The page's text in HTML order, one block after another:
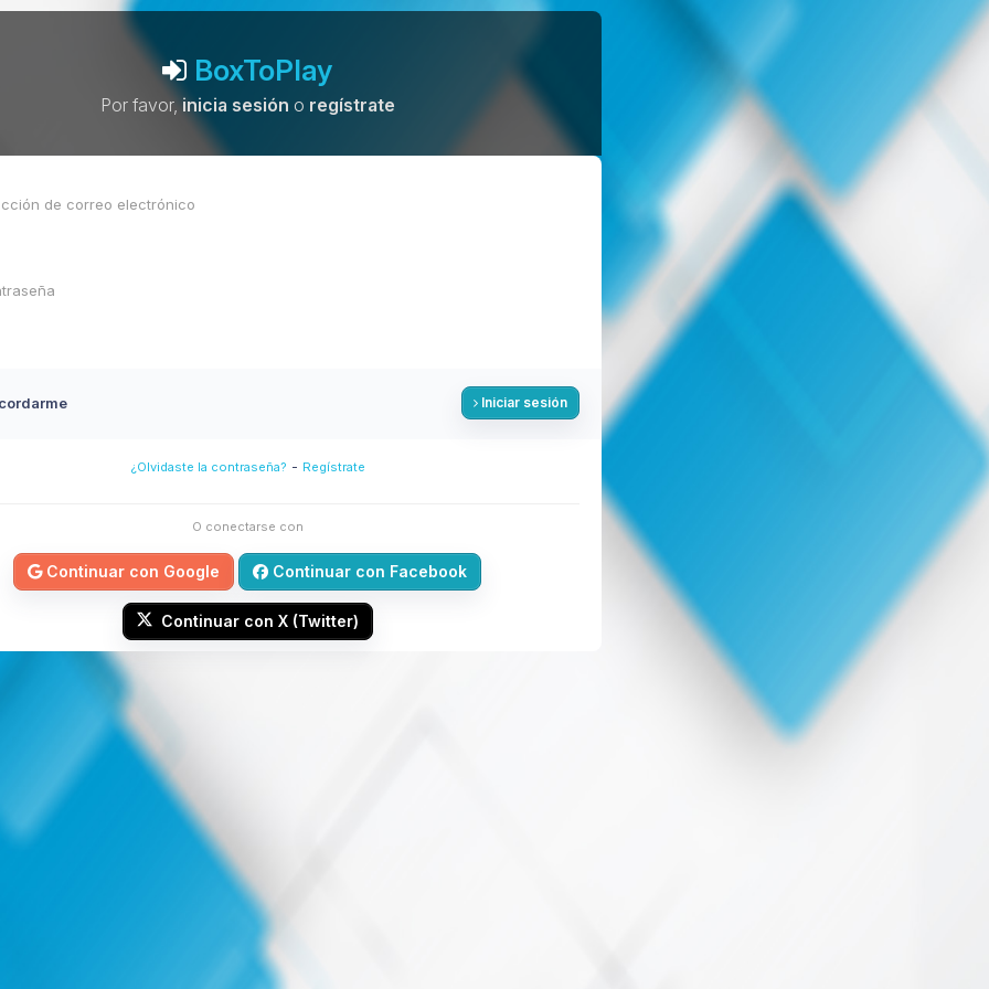
BoxToPlay
Por favor,inicia sesión o regístrate
Iniciar sesión
¿Olvidaste la contraseña? - Regístrate
O conectarse con
Continuar con Google Continuar con Facebook
Continuar con X (Twitter)